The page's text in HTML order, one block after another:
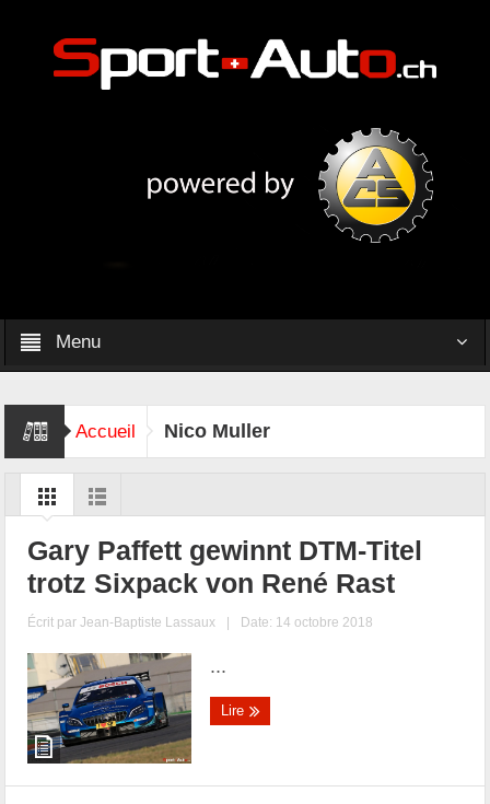
Menu
Accueil Nico Muller
Gary Paffett gewinnt DTM-Titel
trotz Sixpack von René Rast
Écrit parJean-Baptiste Lassaux | Date: 14 octobre 2018
...
Lire